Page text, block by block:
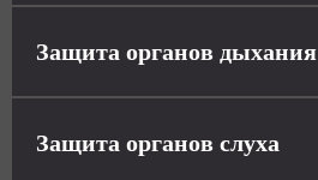
Защита органов дыхания
Защита органов слуха